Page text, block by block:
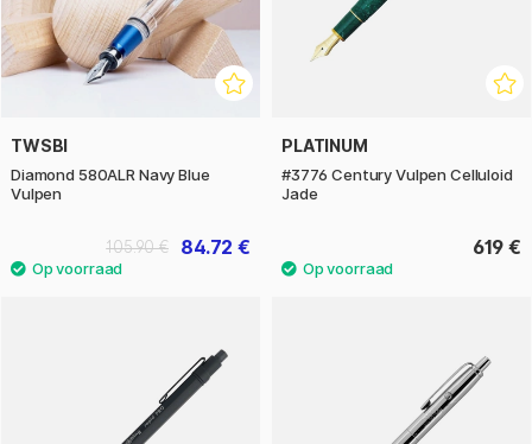
TWSBI
Diamond 580ALR Navy Blue
Vulpen
84.72 €
105.90 €
PLATINUM
#3776 Century Vulpen Celluloid
Jade
619 €